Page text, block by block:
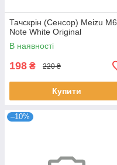
Тачскрін (Сенсор) Meizu M6
Note White Original
В наявності
198 ₴ 220 ₴
Купити
–10%